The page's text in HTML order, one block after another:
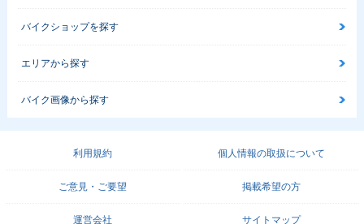
2014年 Vino・カラ
2013年 Vino DEL
ンジ
バイクショップを探す
エリアから探す
バイク画像から探す
利用規約 個人情報の取扱について
ご意見・ご要望 掲載希望の方
運営会社 サイトマップ